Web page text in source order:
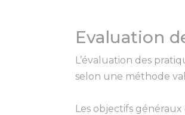
Evaluation
L’évaluation des
selon une méthode
Les objectifs